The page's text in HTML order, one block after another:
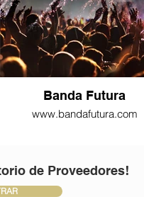
Banda Futura
www.bandafutura.com
de Proveedores!